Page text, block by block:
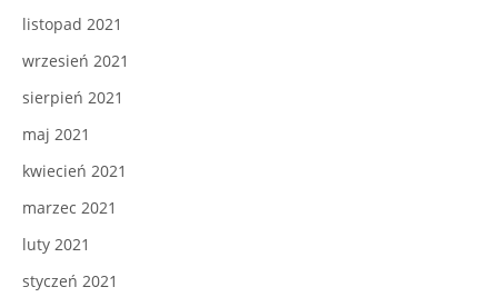
listopad 2021
wrzesień 2021
sierpień 2021
maj 2021
kwiecień 2021
marzec 2021
luty 2021
styczeń 2021